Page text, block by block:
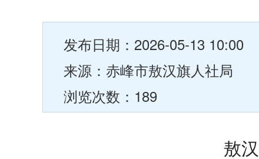
发布日期：2026-05-13 10:00
来源：赤峰市敖汉旗人社局
浏览次数：189
敖